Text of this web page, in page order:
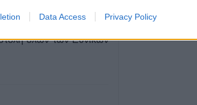
Data Access Privacy Policy
3 Νοεμβρίου 2020 και
όλων των Εθνικών
απόπειρα